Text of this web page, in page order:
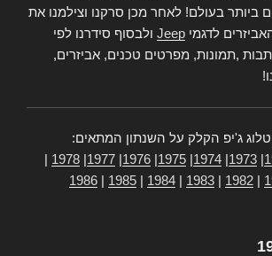
ביותר בעולם! לאחר מכן סרקנו וצילמנו את
לדגמי Jeep ולבסוף סידרנו לפי
,תמונות, מפרטים טכנים, אביזרים,
ג'יפ הקלק על השנתון המתאים:
1973
1974
1975
1976
1977
1978
1982
1983
1984
1985
1986